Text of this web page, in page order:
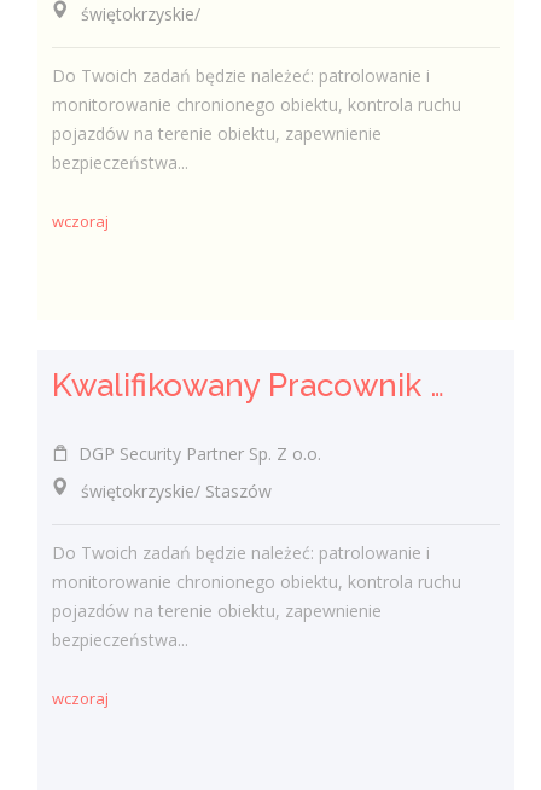
świętokrzyskie/
Do Twoich zadań będzie należeć: patrolowanie i
monitorowanie chronionego obiektu, kontrola ruchu
pojazdów na terenie obiektu, zapewnienie
bezpieczeństwa...
wczoraj
Kwalifikowany Pracownik / Kwalifikowana Pracowniczka Ochrony
DGP Security Partner Sp. Z o.o.
świętokrzyskie/ Staszów
Do Twoich zadań będzie należeć: patrolowanie i
monitorowanie chronionego obiektu, kontrola ruchu
pojazdów na terenie obiektu, zapewnienie
bezpieczeństwa...
wczoraj